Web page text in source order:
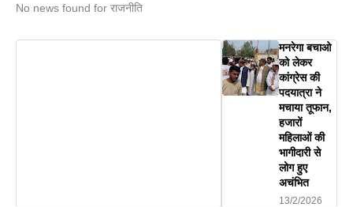
No news found for राजनीति
मनरेगा बचाओ
को लेकर
कांग्रेस की
पदयात्रा ने
मचाया तूफान,
हजारों
महिलाओं की
भागीदारी से
लोग हुए
अचंभित
13/2/2026